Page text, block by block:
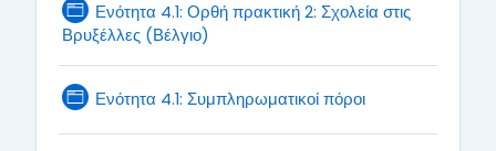
Ενότητα 4.1: Ορθή πρακτική 2: Σχολεία στις
Βρυξέλλες (Βέλγιο)
Ενότητα 4.1: Συμπληρωματικοί πόροιPage